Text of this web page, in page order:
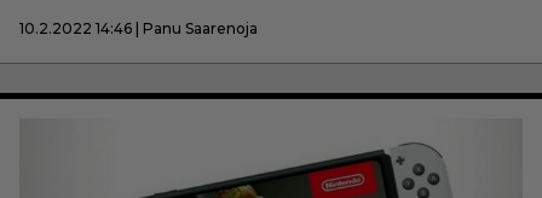
10.2.2022 14:46 | Panu Saarenoja